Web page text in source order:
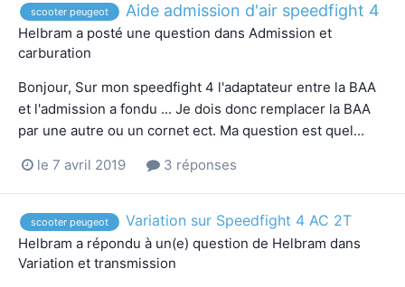
scooter peugeot Aide admission d'air speedfight 4
Helbram a posté une question dans Admission et
carburation
Bonjour, Sur mon speedfight 4 l'adaptateur entre la BAA
et l'admission a fondu ... Je dois donc remplacer la BAA
par une autre ou un cornet ect. Ma question est quel...
le 7 avril 2019 3 réponses
scooter peugeot Variation sur Speedfight 4 AC 2T
Helbram a répondu à un(e) question de Helbram dans
Variation et transmission